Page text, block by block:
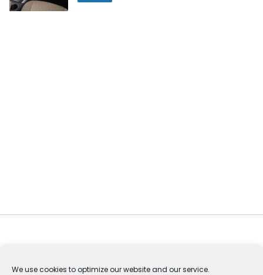
We use cookies to optimize our website and our service.